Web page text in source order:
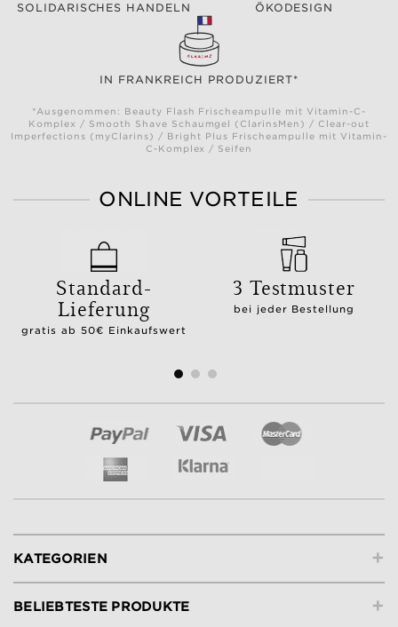
SOLIDARISCHES HANDELN ÖKODESIGN
IN FRANKREICH PRODUZIERT*
*Ausgenommen: Beauty Flash Frischeampulle mit Vitamin-C-
Komplex / Smooth Shave Schaumgel (ClarinsMen) / Clear-out
Imperfections (myClarins) / Bright Plus Frischeampulle mit Vitamin-
C-Komplex / Seifen
ONLINE VORTEILE
Standard-
Lieferung
gratis ab 50€ Einkaufswert
3 Testmuster
bei jeder Bestellung
+
KATEGORIEN
+
BELIEBTESTE PRODUKTE